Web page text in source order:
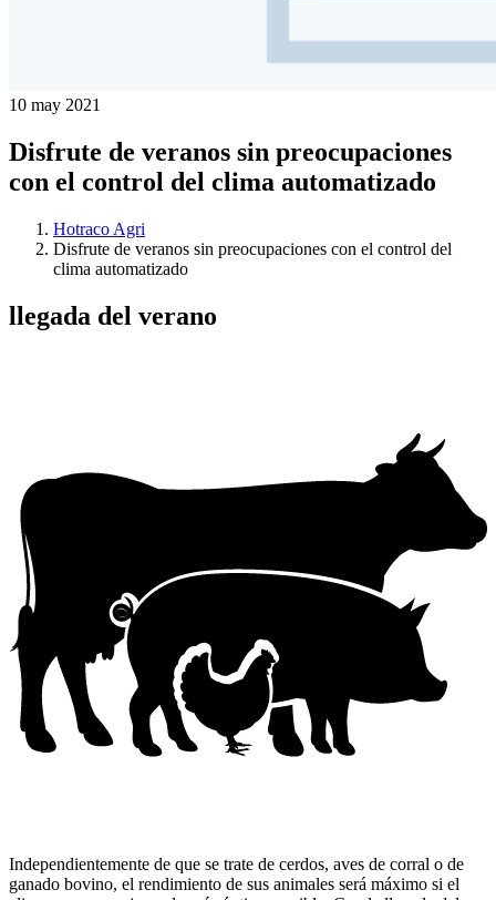
10 may 2021
Disfrute de veranos sin preocupaciones
con el control del clima automatizado
Hotraco Agri
Disfrute de veranos sin preocupaciones con el control del
clima automatizado
llegada del verano
Independientemente de que se trate de cerdos, aves de corral o de
ganado bovino, el rendimiento de sus animales será máximo si el